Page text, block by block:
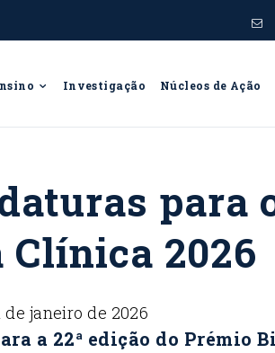
Investigação Núcleos de Ação
para
2026
de janeiro de 2026
a 22ª edição do Prémio